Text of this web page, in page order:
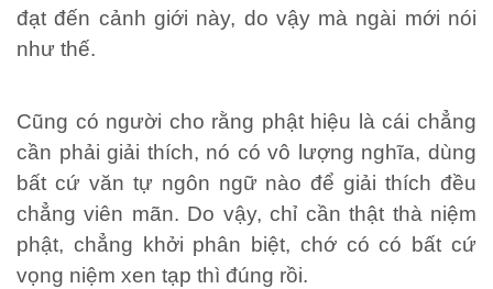
đạt đến cảnh giới này, do vậy mà ngài mới nói
như thế.
Cũng có người cho rằng phật hiệu là cái chẳng
cần phải giải thích, nó có vô lượng nghĩa, dùng
bất cứ văn tự ngôn ngữ nào để giải thích đều
chẳng viên mãn. Do vậy, chỉ cần thật thà niệm
phật, chẳng khởi phân biệt, chớ có có bất cứ
vọng niệm xen tạp thì đúng rồi.